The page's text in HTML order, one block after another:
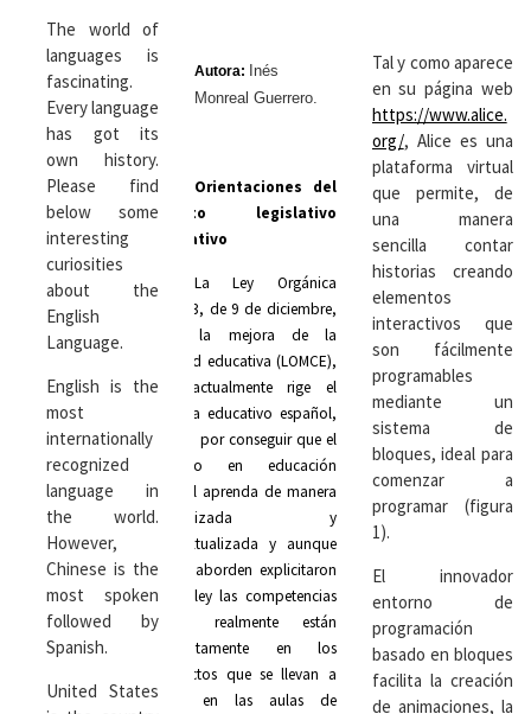
The world of
languages is
fascinating.
Every language
has got its
own history.
Please find
below some
interesting
curiosities
about the
English
Language.
English is the
most
internationally
recognized
language in
the world.
However,
Chinese is the
most spoken
followed by
Spanish.
United States
Autora: Inés
Monreal Guerrero.
Orientaciones del
ámbito legislativo
educativo
La Ley Orgánica
8/2013, de 9 de diciembre,
para la mejora de la
calidad educativa (LOMCE),
que actualmente rige el
sistema educativo español,
aboga por conseguir que el
alumno en educación
infantil aprenda de manera
globalizada y
contextualizada y aunque
no se aborden explicitaron
en la ley las competencias
clave, realmente están
implícitamente en los
proyectos que se llevan a
cabo en las aulas de
Tal y como aparece
en su página web
https://www.alice.
org/, Alice es una
plataforma virtual
que permite, de
una manera
sencilla contar
historias creando
elementos
interactivos que
son fácilmente
programables
mediante un
sistema de
bloques, ideal para
comenzar a
programar (figura
1).
El innovador
entorno de
programación
basado en bloques
facilita la creación
de animaciones, la